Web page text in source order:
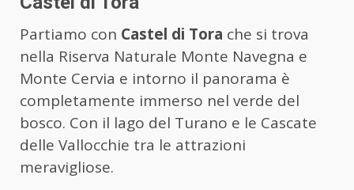
Partiamo con Castel di Tora che si trova
nella Riserva Naturale Monte Navegna e
Monte Cervia e intorno il panorama è
completamente immerso nel verde del
bosco. Con il lago del Turano e le Cascate
delle Vallocchie tra le attrazioni
meravigliose.